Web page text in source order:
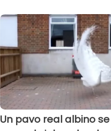
Un pavo real albino